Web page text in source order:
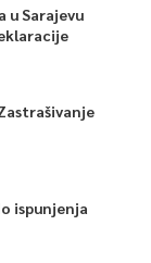
u Sarajevu
ispunjenja